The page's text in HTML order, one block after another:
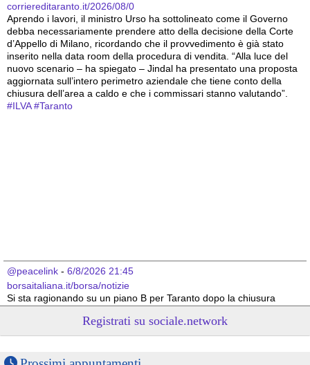
corriereditaranto.it/2026/08/0
Aprendo i lavori, il ministro Urso ha sottolineato come il Governo
debba necessariamente prendere atto della decisione della Corte
d’Appello di Milano, ricordando che il provvedimento è già stato
inserito nella data room della procedura di vendita. “Alla luce del
nuovo scenario – ha spiegato – Jindal ha presentato una proposta
aggiornata sull’intero perimetro aziendale che tiene conto della
chiusura dell’area a caldo e che i commissari stanno valutando”.
#ILVA #Taranto
@peacelink - 6/8/2026 21:45
borsaitaliana.it/borsa/notizie
Si sta ragionando su un piano B per Taranto dopo la chiusura
cronachetarantine.it/index.php
Registrati su sociale.network